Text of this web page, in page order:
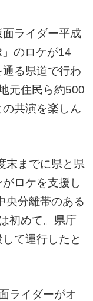
ライダー平成
のロケが14
る県道で行わ
元住民ら約500
共演を楽しん
末までに県と県
ロケを支援し
央分離帯のある
初めて。県庁
て運行したと
ライダーがオ